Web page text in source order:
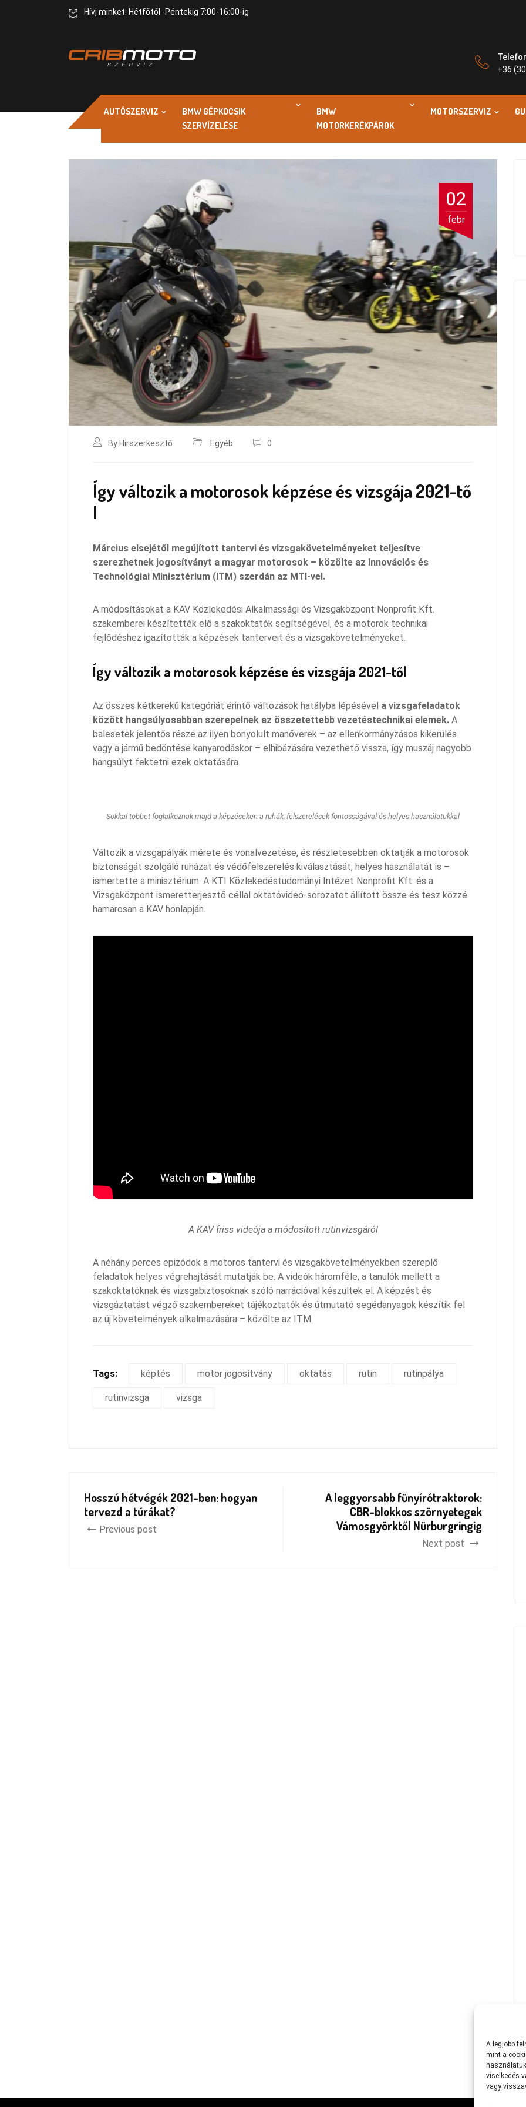
A legjobb
mint a
viselkedés
vagy
Hívj minket: Hétfőtől -Péntekig 7:00-16:00-ig
+36
AUTÓSZERVIZ
BMW GÉPKOCSIK
SZERVÍZELÉSE
BMW
MOTORKERÉKPÁROK
MOTORSZERVIZ
02
febr
By Hirszerkesztő Egyéb 0
Így változik a motorosok képzése és vizsgája 2021-tő
l
Március elsejétől megújított tantervi és vizsgakövetelményeket teljesítve
szerezhetnek jogosítványt a magyar motorosok – közölte az Innovációs és
Technológiai Minisztérium (ITM) szerdán az MTI-vel.
A módosításokat a KAV Közlekedési Alkalmassági és Vizsgaközpont Nonprofit Kft.
szakemberei készítették elő a szakoktatók segítségével, és a motorok technikai
fejlődéshez igazították a képzések tanterveit és a vizsgakövetelményeket.
Így változik a motorosok képzése és vizsgája 2021-től
Az összes kétkerekű kategóriát érintő változások hatályba lépésével a vizsgafeladatok
között hangsúlyosabban szerepelnek az összetettebb vezetéstechnikai elemek. A
balesetek jelentős része az ilyen bonyolult manőverek – az ellenkormányzásos kikerülés
vagy a jármű bedöntése kanyarodáskor – elhibázására vezethető vissza, így muszáj nagyobb
hangsúlyt fektetni ezek oktatására.
Sokkal többet foglalkoznak majd a képzéseken a ruhák, felszerelések fontosságával és helyes használatukkal
Változik a vizsgapályák mérete és vonalvezetése, és részletesebben oktatják a motorosok
biztonságát szolgáló ruházat és védőfelszerelés kiválasztását, helyes használatát is –
ismertette a minisztérium. A KTI Közlekedéstudományi Intézet Nonprofit Kft. és a
Vizsgaközpont ismeretterjesztő céllal oktatóvideó-sorozatot állított össze és tesz közzé
hamarosan a KAV honlapján.
A KAV friss videója a módosított rutinvizsgáról
A néhány perces epizódok a motoros tantervi és vizsgakövetelményekben szereplő
feladatok helyes végrehajtását mutatják be. A videók háromféle, a tanulók mellett a
szakoktatóknak és vizsgabiztosoknak szóló narrációval készültek el. A képzést és
vizsgáztatást végző szakembereket tájékoztatók és útmutató segédanyagok készítik fel
az új követelmények alkalmazására – közölte az ITM.
Tags: képtés motor jogosítvány oktatás rutin rutinpálya
rutinvizsga vizsga
Hosszú hétvégék 2021-ben: hogyan
tervezd a túrákat?
Previous post
A leggyorsabb fűnyírótraktorok:
CBR-blokkos szörnyetegek
Vámosgyörktől Nürburgringig
Next post